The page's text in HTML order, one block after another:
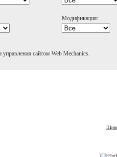
Модификация:
управления сайтом Web Mechanics.